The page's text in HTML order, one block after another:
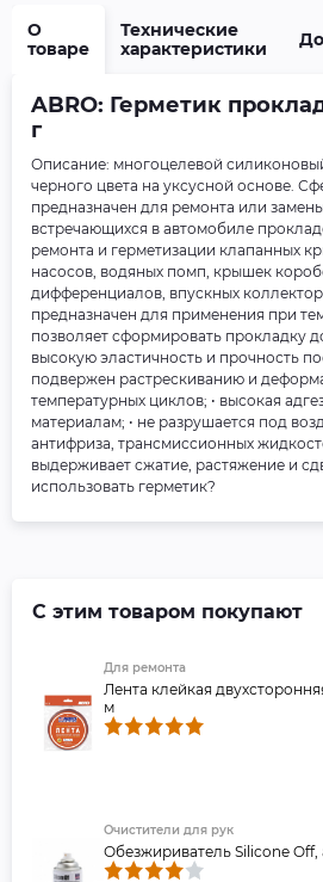
О
товаре
Технические
характеристики
ABRO: Герметик
г
Описание: многоцелевой
черного цвета на уксусной основе.
предназначен для ремонта или
встречающихся в автомобиле
ремонта и герметизации клапанных
насосов, водяных помп, крышек
дифференциалов, впускных
предназначен для применения при
позволяет сформировать прокладку
высокую эластичность и прочность
подвержен растрескиванию и
температурных циклов; • высокая
материалам; • не разрушается под
антифриза, трансмиссионных
выдерживает сжатие, растяжение и
использовать герметик?
С этим товаром покупают
Для ремонта
Лента клейкая
м
Очистители для рук
Обезжириватель Silicone Off,